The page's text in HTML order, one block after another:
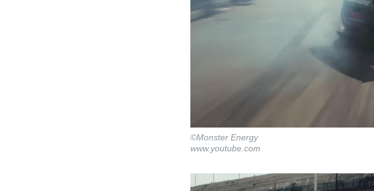
©Monster Energy
www.youtube.com